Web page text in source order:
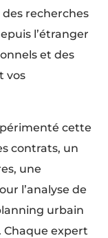
recherches
l’étranger
et des
vos
cette
contrats, un
une
l’analyse de
urbain
expert